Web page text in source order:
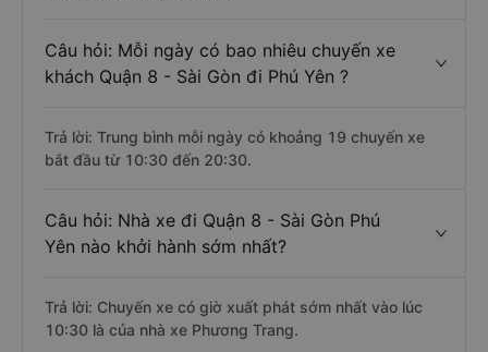
Câu hỏi: Mỗi ngày có bao nhiêu chuyến xe
khách Quận 8 - Sài Gòn đi Phú Yên ?
Trả lời: Trung bình mỗi ngày có khoảng 19 chuyến xe
bắt đầu từ 10:30 đến 20:30.
Câu hỏi: Nhà xe đi Quận 8 - Sài Gòn Phú
Yên nào khởi hành sớm nhất?
Trả lời: Chuyến xe có giờ xuất phát sớm nhất vào lúc
10:30 là của nhà xe Phương Trang.